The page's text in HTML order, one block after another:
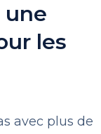
une
les
avec plus de